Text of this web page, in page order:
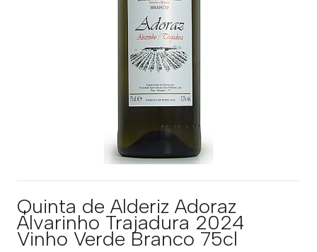
Quinta de Alderiz Adoraz
Alvarinho Trajadura 2024
Vinho Verde Branco 75cl